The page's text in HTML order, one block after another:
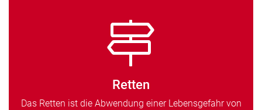
Retten
Das Retten ist die Abwendung einer Lebensgefahr von